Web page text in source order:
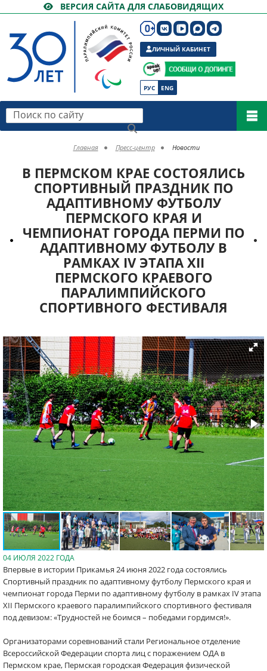
ВЕРСИЯ САЙТА ДЛЯ СЛАБОВИДЯЩИХ
РУС ENG
ЛИЧНЫЙ КАБИНЕТ
Поиск по сайту
Главная Пресс-центр Новости
В ПЕРМСКОМ КРАЕ СОСТОЯЛИСЬ
СПОРТИВНЫЙ ПРАЗДНИК ПО
АДАПТИВНОМУ ФУТБОЛУ
ПЕРМСКОГО КРАЯ И
ЧЕМПИОНАТ ГОРОДА ПЕРМИ ПО
АДАПТИВНОМУ ФУТБОЛУ В
РАМКАХ IV ЭТАПА XII
ПЕРМСКОГО КРАЕВОГО
ПАРАЛИМПИЙСКОГО
СПОРТИВНОГО ФЕСТИВАЛЯ
04 ИЮЛЯ 2022 ГОДА
Впервые в истории Прикамья 24 июня 2022 года состоялись
Спортивный праздник по адаптивному футболу Пермского края и
чемпионат города Перми по адаптивному футболу в рамках IV этапа
XII Пермского краевого паралимпийского спортивного фестиваля
под девизом: «Трудностей не боимся – победами гордимся!».
Организаторами соревнований стали Региональное отделение
Всероссийской Федерации спорта лиц с поражением ОДА в
Пермском крае, Пермская городская Федерация физической